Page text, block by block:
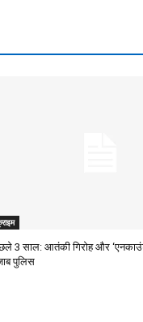
3 साल: आतंकी गिरोह और
पुलिस